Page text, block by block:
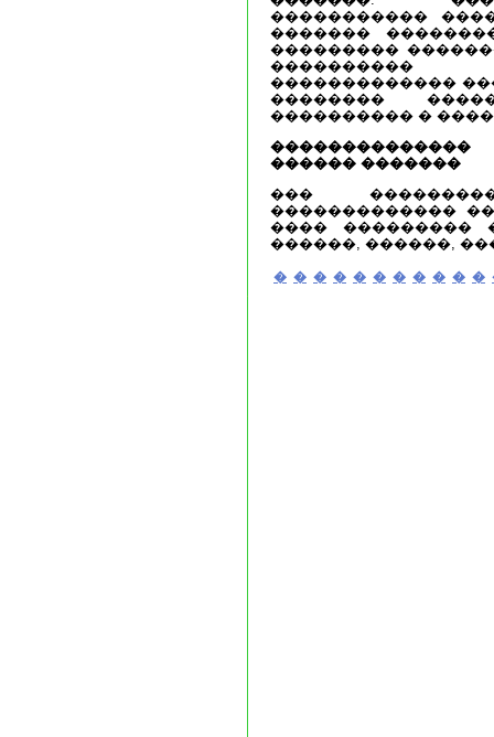
�����������
�������
���������
�������������
��������
���������� �
������ �������
���
�������������
���� ���������
������, ������,
� � � � � � � � � � �